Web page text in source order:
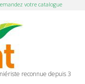
votre catalogue
reconnue depuis 3